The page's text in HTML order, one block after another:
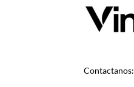
Contactanos: